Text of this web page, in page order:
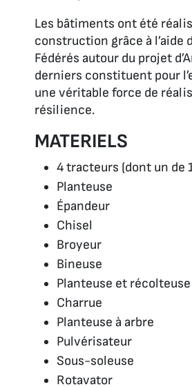
Les bâtiments ont été
construction grâce à l’aide
Fédérés autour du projet
derniers constituent pour
une véritable force de
résilience.
MATERIELS
4 tracteurs (dont un de
Planteuse
Épandeur
Chisel
Broyeur
Bineuse
Planteuse et récolteuse
Charrue
Planteuse à arbre
Pulvérisateur
Sous-soleuse
Rotavator